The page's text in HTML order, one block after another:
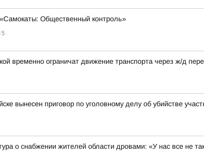
Общественный контроль»
временно ограничат движение транспорта через ж/д
вынесен приговор по уголовному делу об убийстве
о снабжении жителей области дровами: «У нас все не